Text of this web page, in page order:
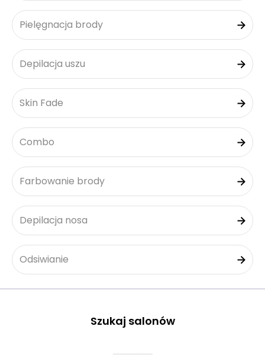
Pielęgnacja brody
Depilacja uszu
Skin Fade
Combo
Farbowanie brody
Depilacja nosa
Odsiwianie
Szukaj salonów